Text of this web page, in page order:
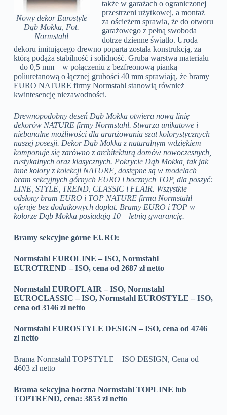
Nowy dekor Eurostyle
Dąb Mokka, Fot.
Normstahl
także w garażach o ograniczonej
przestrzeni użytkowej, a montaż
za ościeżem sprawia, że do otworu
garażowego z pełną swoboda
dotrze dzienne światło. Uroda
dekoru imitującego drewno poparta została konstrukcją, za
którą podąża stabilność i solidność. Gruba warstwa materiału
– do 0,5 mm – w połączeniu z bezfreonową pianką
poliuretanową o łącznej grubości 40 mm sprawiają, że bramy
EURO NATURE firmy Normstahl stanowią również
kwintesencję niezawodności.
Drewnopodobny deseń Dąb Mokka otwiera nową linię
dekorów NATURE firmy Normstahl. Stwarza unikatowe i
niebanalne możliwości dla aranżowania szat kolorystycznych
naszej posesji. Dekor Dąb Mokka z naturalnym wdziękiem
komponuje się zarówno z architekturą domów nowoczesnych,
rustykalnych oraz klasycznych. Pokrycie Dąb Mokka, tak jak
inne kolory z kolekcji NATURE, dostępne są w modelach
bram sekcyjnych górnych EURO i bocznych TOP, dla poszyć:
LINE, STYLE, TREND, CLASSIC i FLAIR. Wszystkie
odsłony bram EURO i TOP NATURE firma Normstahl
oferuje bez dodatkowych dopłat. Bramy EURO i TOP w
kolorze Dąb Mokka posiadają 10 – letnią gwarancję.
Bramy sekcyjne górne EURO:
Normstahl EUROLINE – ISO, Normstahl
EUROTREND – ISO, cena od 2687 zł netto
Normstahl EUROFLAIR – ISO, Normstahl
EUROCLASSIC – ISO, Normstahl EUROSTYLE – ISO,
cena od 3146 zł netto
Normstahl EUROSTYLE DESIGN – ISO, cena od 4746
zł netto
Brama Normstahl TOPSTYLE – ISO DESIGN, Cena od
4603 zł netto
Brama sekcyjna boczna Normstahl TOPLINE lub
TOPTREND, cena: 3853 zł netto